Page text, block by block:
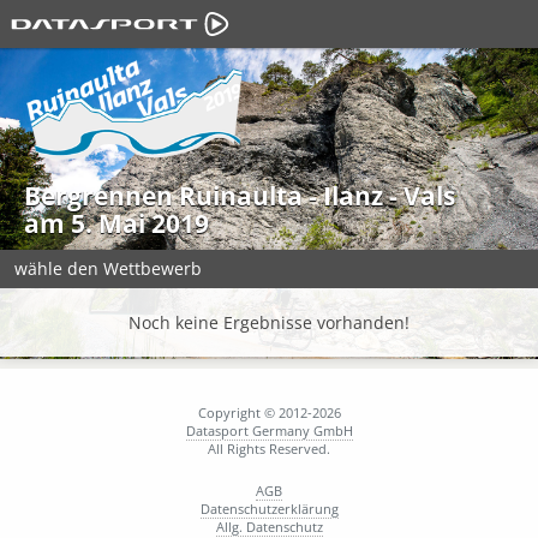
Bergrennen Ruinaulta - Ilanz - Vals
am 5. Mai 2019
wähle den Wettbewerb
Noch keine Ergebnisse vorhanden!
Copyright © 2012-2026
Datasport Germany GmbH
All Rights Reserved.
AGB
Datenschutzerklärung
Allg. Datenschutz